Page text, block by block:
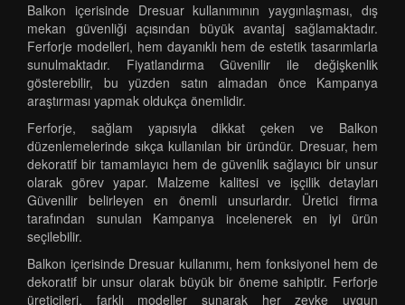
Balkon içerisinde Dresuar kullanımının yaygınlaşması, dış
mekan güvenliği açısından büyük avantaj sağlamaktadır.
Ferforje modelleri, hem dayanıklı hem de estetik tasarımlarla
sunulmaktadır. Fiyatlandırma Güvenilir ile değişkenlik
gösterebilir, bu yüzden satın almadan önce Kampanya
araştırması yapmak oldukça önemlidir.
Ferforje, sağlam yapısıyla dikkat çeken ve Balkon
düzenlemelerinde sıkça kullanılan bir üründür. Dresuar, hem
dekoratif bir tamamlayıcı hem de güvenlik sağlayıcı bir unsur
olarak görev yapar. Malzeme kalitesi ve işçilik detayları
Güvenilir belirleyen en önemli unsurlardır. Üretici firma
tarafından sunulan Kampanya incelenerek en iyi ürün
seçilebilir.
Balkon içerisinde Dresuar kullanımı, hem fonksiyonel hem de
dekoratif bir unsur olarak büyük bir öneme sahiptir. Ferforje
üreticileri, farklı modeller sunarak her zevke uygun